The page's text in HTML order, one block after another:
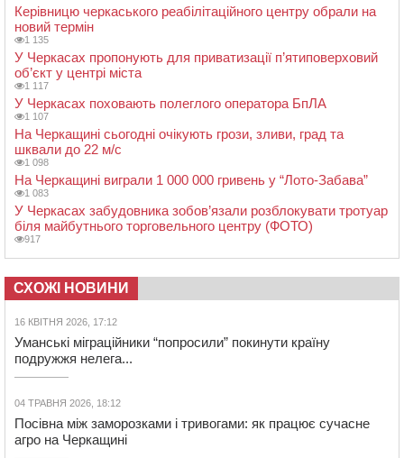
Керівницю черкаського реабілітаційного центру обрали на
новий термін
1 135
У Черкасах пропонують для приватизації п’ятиповерховий
об’єкт у центрі міста
1 117
У Черкасах поховають полеглого оператора БпЛА
1 107
На Черкащині сьогодні очікують грози, зливи, град та
шквали до 22 м/с
1 098
На Черкащині виграли 1 000 000 гривень у “Лото-Забава”
1 083
У Черкасах забудовника зобов’язали розблокувати тротуар
біля майбутнього торговельного центру (ФОТО)
917
СХОЖІ НОВИНИ
16 КВІТНЯ 2026, 17:12
Уманські міграційники “попросили” покинути країну
подружжя нелега...
04 ТРАВНЯ 2026, 18:12
Посівна між заморозками і тривогами: як працює сучасне
агро на Черкащині